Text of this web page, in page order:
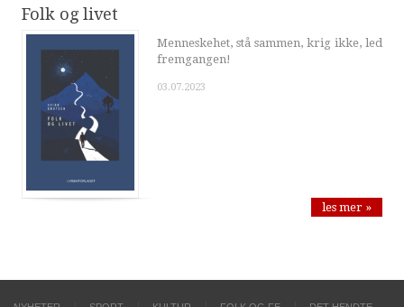
Folk og livet
Menneskehet, stå sammen, krig ikke, led
fremgangen!
03.07.2023
les mer »